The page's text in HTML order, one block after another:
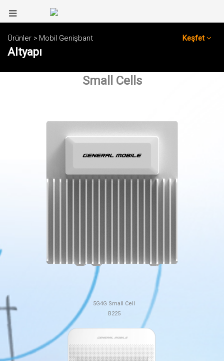
Keşfet
Ürünler > Mobil Genişbant
Altyapı
Small Cells
5G4G Small Cell
B225